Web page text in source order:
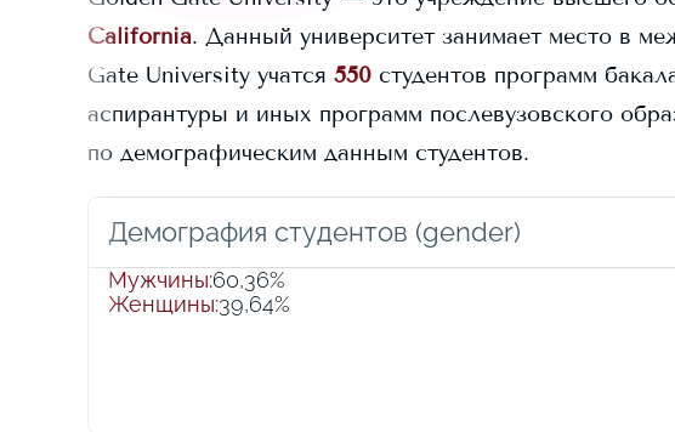
California. Данный университет занимает место в
Gate University учатся 550 студентов программ
аспирантуры и иных программ послевузовского
по демографическим данным студентов.
Демография студентов (gender)
Мужчины:60,36%
Женщины:39,64%